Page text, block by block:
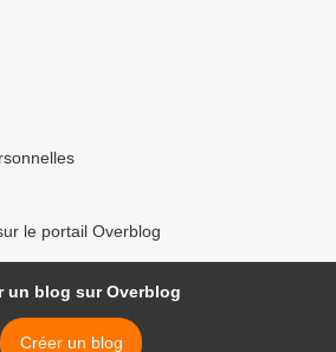
le portail Overblog
un blog sur Overblog
Créer un blog